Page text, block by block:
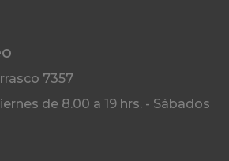
7357
de 8.00 a 19 hrs. - Sábados